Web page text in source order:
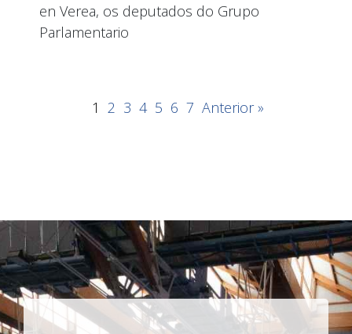
en Verea, os deputados do Grupo
Parlamentario
1 2 3 4 5 6 7 Anterior »